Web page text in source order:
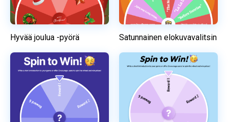
Hyvää joulua -pyörä Satunnainen elokuvavalitsin